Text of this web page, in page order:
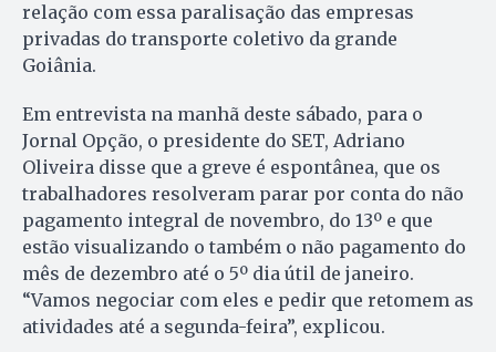
relação com essa paralisação das empresas
privadas do transporte coletivo da grande
Goiânia.
Em entrevista na manhã deste sábado, para o
Jornal Opção, o presidente do SET, Adriano
Oliveira disse que a greve é espontânea, que os
trabalhadores resolveram parar por conta do não
pagamento integral de novembro, do 13º e que
estão visualizando o também o não pagamento do
mês de dezembro até o 5º dia útil de janeiro.
“Vamos negociar com eles e pedir que retomem as
atividades até a segunda-feira”, explicou.